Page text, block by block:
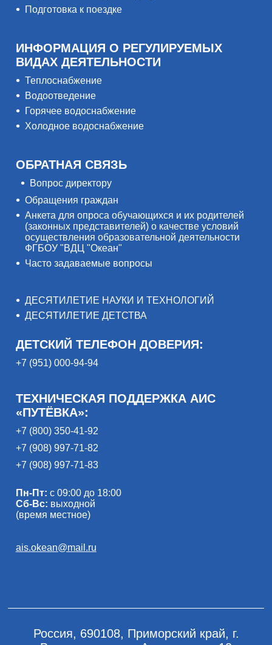
Подготовка к поездке
ИНФОРМАЦИЯ О РЕГУЛИРУЕМЫХ
ВИДАХ ДЕЯТЕЛЬНОСТИ
Теплоснабжение
Водоотведение
Горячее водоснабжение
Холодное водоснабжение
ОБРАТНАЯ СВЯЗЬ
Вопрос директору
Обращения граждан
Анкета для опроса обучающихся и их родителей
(законных представителей) о качестве условий
осуществления образовательной деятельности
ФГБОУ "ВДЦ "Океан"
Часто задаваемые вопросы
ДЕСЯТИЛЕТИЕ НАУКИ И ТЕХНОЛОГИЙ
ДЕСЯТИЛЕТИЕ ДЕТСТВА
ДЕТСКИЙ ТЕЛЕФОН ДОВЕРИЯ:
+7 (951) 000-94-94
ТЕХНИЧЕСКАЯ ПОДДЕРЖКА АИС
«ПУТЁВКА»:
+7 (800) 350-41-92
+7 (908) 997-71-82
+7 (908) 997-71-83
Пн-Пт: с 09:00 до 18:00
Сб-Вс: выходной
(время местное)
ais.okean@mail.ru
Россия, 690108, Приморский край, г.